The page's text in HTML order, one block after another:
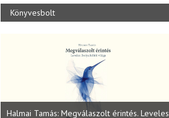
Könyvesbolt
Halmai Tamás: Megválaszolt érintés. Leveles